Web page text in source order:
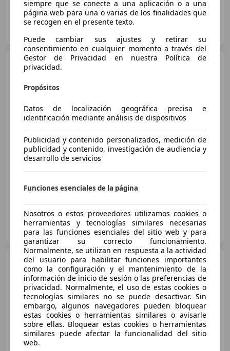
NIMOCASION.ES
Toyota Yaris Cross
€ 23.400
precio
08/2022 40.162 km
Electro/Gasolina
85 kW (116 CV)
TOYOTA HUELVA
ES-21007 HUELVA
Toyota Yaris Cross120H
Style
€ 21.900
Buen precio
02/2022
siempre que se conecte a una aplicación o a una
página web para una o varias de los finalidades que
se recogen en el presente texto.
Puede cambiar sus ajustes y retirar su
consentimiento en cualquier momento a través del
Gestor de Privacidad en nuestra Política de
privacidad.
Propósitos
Datos de localización geográfica precisa e
identificación mediante análisis de dispositivos
Publicidad y contenido personalizados, medición de
publicidad y contenido, investigación de audiencia y
desarrollo de servicios
Funciones esenciales de la página
Nosotros o estos proveedores utilizamos cookies o
herramientas y tecnologías similares necesarias
para las funciones esenciales del sitio web y para
garantizar su correcto funcionamiento.
Normalmente, se utilizan en respuesta a la actividad
del usuario para habilitar funciones importantes
como la configuración y el mantenimiento de la
información de inicio de sesión o las preferencias de
privacidad. Normalmente, el uso de estas cookies o
tecnologías similares no se puede desactivar. Sin
embargo, algunos navegadores pueden bloquear
estas cookies o herramientas similares o avisarle
sobre ellas. Bloquear estas cookies o herramientas
similares puede afectar la funcionalidad del sitio
web.